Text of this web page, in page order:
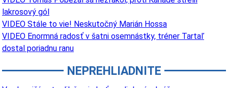
lakrosový gól
VIDEO Stále to vie! Neskutočný Marián Hossa
VIDEO Enormná radosť v šatni osemnástky, tréner Tartaľ
dostal poriadnu ranu
NEPREHLIADNITE